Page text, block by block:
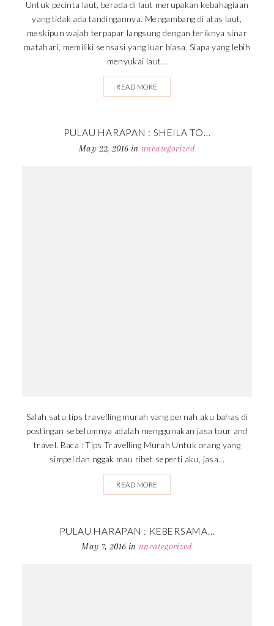
Untuk pecinta laut, berada di laut merupakan kebahagiaan
yang tidak ada tandingannya. Mengambang di atas laut,
meskipun wajah terpapar langsung dengan teriknya sinar
matahari, memiliki sensasi yang luar biasa. Siapa yang lebih
menyukai laut...
READ MORE
PULAU HARAPAN : SHEILA TO...
May 22, 2016 in uncategorized
Salah satu tips travelling murah yang pernah aku bahas di
postingan sebelumnya adalah menggunakan jasa tour and
travel. Baca : Tips Travelling Murah Untuk orang yang
simpel dan nggak mau ribet seperti aku, jasa...
READ MORE
PULAU HARAPAN : KEBERSAMA...
May 7, 2016 in uncategorized